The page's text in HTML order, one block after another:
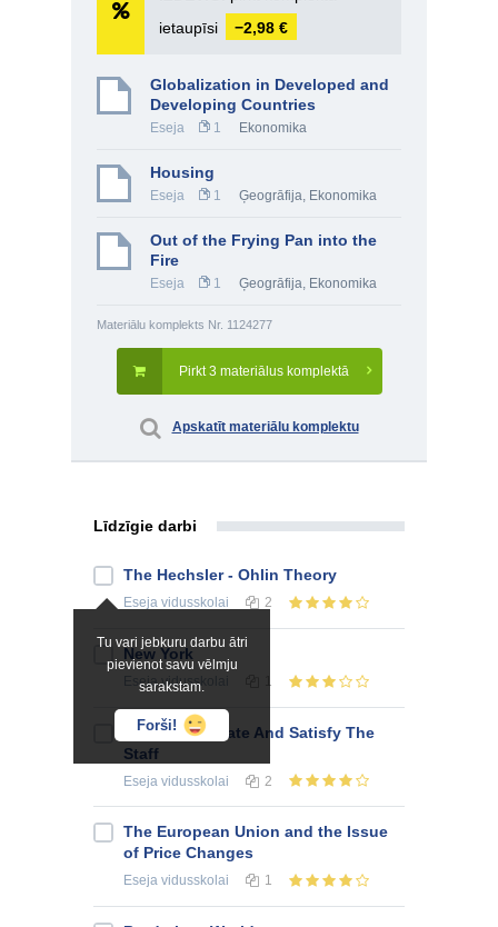
ietaupīsi
−2,98 €
Globalization in Developed and
Developing Countries
Eseja 1 Ekonomika
Housing
Eseja 1 Ģeogrāfija, Ekonomika
Out of the Frying Pan into the
Fire
Eseja 1 Ģeogrāfija, Ekonomika
Materiālu komplekts Nr. 1124277
Pirkt 3 materiālus komplektā
Apskatīt materiālu komplektu
Līdzīgie darbi
Tu vari jebkuru darbu ātri
pievienot savu vēlmju
sarakstam.
Forši!
The Hechsler - Ohlin Theory
Eseja vidusskolai 2
New York
Esejavidusskolai 1
How To Motivate And Satisfy The
Staff
Eseja vidusskolai 2
The European Union and the Issue
of Price Changes
Eseja vidusskolai 1